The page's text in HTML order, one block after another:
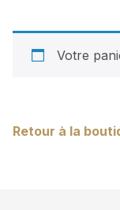
Votre
Retour à la